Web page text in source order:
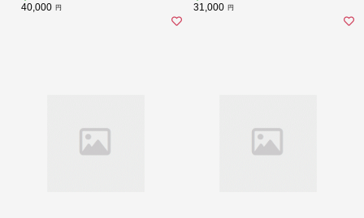
40,000 円 31,000 円